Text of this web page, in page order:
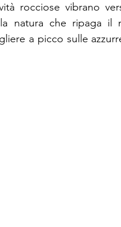
rocciose vibrano
natura che ripaga il
a picco sulle